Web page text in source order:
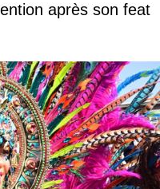
après son feat